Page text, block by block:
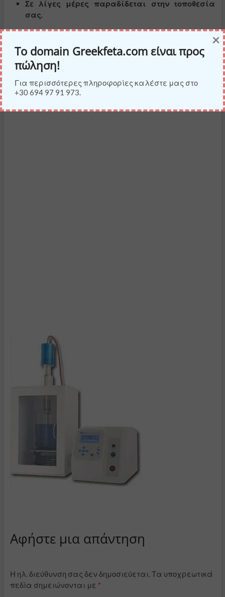
Σε λίγες μέρες παραδίδεται στην τοποθεσία
σας.
ΔΕΙΤΕ ΤΟ ΠΡΟΪΟΝ ΣΤΗΝ AMAZON
Αφήστε μια απάντηση
Η ηλ. διεύθυνση σας δεν δημοσιεύεται. Τα υποχρεωτικά
πεδία σημειώνονται με *
Το domain Greekfeta.com είναι προς
πώληση!
Για περισσότερες πληροφορίες καλέστε μας στο
+30 694 97 91 973.
×